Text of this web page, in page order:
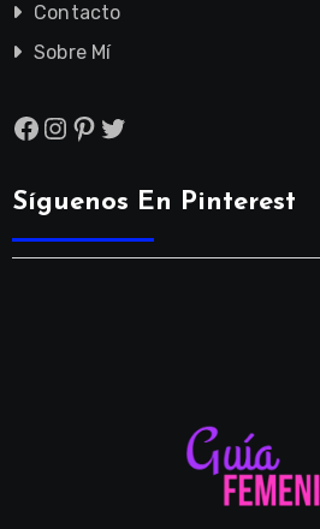
Contacto
Sobre Mí
Facebook
Instagram
Pinterest
Twitter
Síguenos En Pinterest